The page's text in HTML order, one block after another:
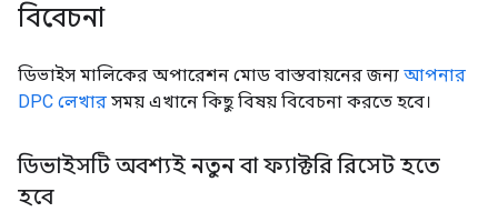
বিবেচনা
ডিভাইস মালিকের অপারেশন মোড বাস্তবায়নের জন্য আপনার
DPC লেখার সময় এখানে কিছু বিষয় বিবেচনা করতে হবে।
ডিভাইসটি অবশ্যই নতুন বা ফ্যাক্টরি রিসেট হতে
হবে